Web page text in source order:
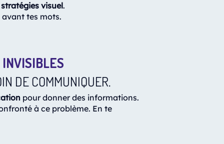
visuel.
avant tes mots.
DE COMMUNIQUER.
pour donner des informations.
à ce problème. En te